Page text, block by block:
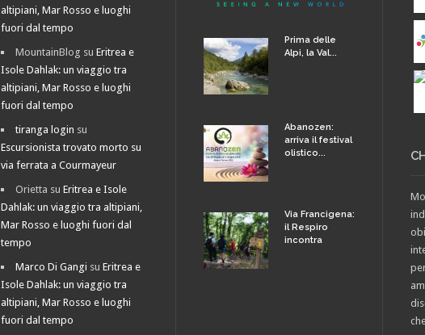
altipiani, Mar Rosso e luoghi
fuori dal tempo
MountainBlog suEritrea e
Isole Dahlak: un viaggio tra
altipiani, Mar Rosso e luoghi
fuori dal tempo
tiranga login su
Escursionista trovato morto su
via ferrata a Courmayeur
Orietta suEritrea e Isole
Dahlak: un viaggio tra altipiani,
Mar Rosso e luoghi fuori dal
tempo
Marco Di Gangi suEritrea e
Isole Dahlak: un viaggio tra
altipiani, Mar Rosso e luoghi
fuori dal tempo
Prima delle
Alpi, la Val...
Abanozen:
arriva il festival
olistico...
Via Francigena:
il Respiro
incontra